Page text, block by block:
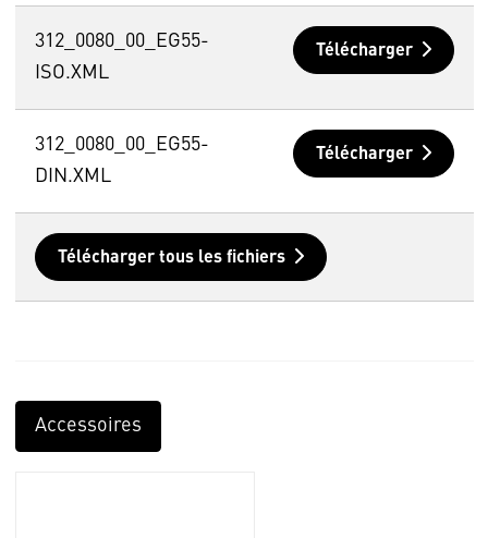
312_0080_00_EG55-
ISO.XML
Télécharger
312_0080_00_EG55-
DIN.XML
Télécharger
Télécharger tous les fichiers
Accessoires